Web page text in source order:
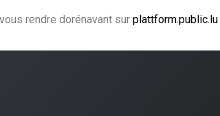
rendre dorénavant sur plattform.public.lu